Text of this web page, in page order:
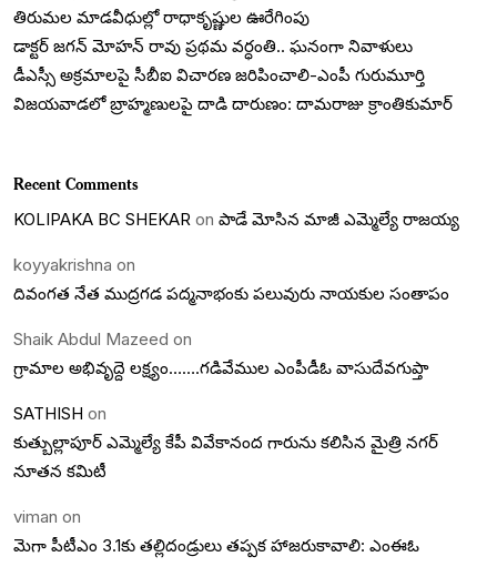
తిరుమల మాడవీధుల్లో రాధాకృష్ణుల ఊరేగింపు
డాక్టర్ జగన్ మోహన్ రావు ప్రథమ వర్ధంతి.. ఘనంగా నివాళులు
డీఎస్సీ అక్రమాలపై సీబీఐ విచారణ జరిపించాలి-ఎంపీ గురుమూర్తి
విజయవాడలో బ్రాహ్మణులపై దాడి దారుణం: దామరాజు క్రాంతికుమార్
Recent Comments
KOLIPAKA BC SHEKAR on పాడే మోసిన మాజీ ఎమ్మెల్యే రాజయ్య
koyyakrishna on
దివంగత నేత ముద్రగడ పద్మనాభంకు పలువురు నాయకుల సంతాపం
Shaik Abdul Mazeed on
గ్రామాల అభివృద్దె లక్ష్యం…….గడివేముల ఎంపీడీఓ వాసుదేవగుప్తా
SATHISH on
కుత్బుల్లాపూర్ ఎమ్మెల్యే కేపీ వివేకానంద గారును కలిసిన మైత్రి నగర్
నూతన కమిటీ
viman on
మెగా పీటీఎం 3.1కు తల్లిదండ్రులు తప్పక హాజరుకావాలి: ఎంఈఓ